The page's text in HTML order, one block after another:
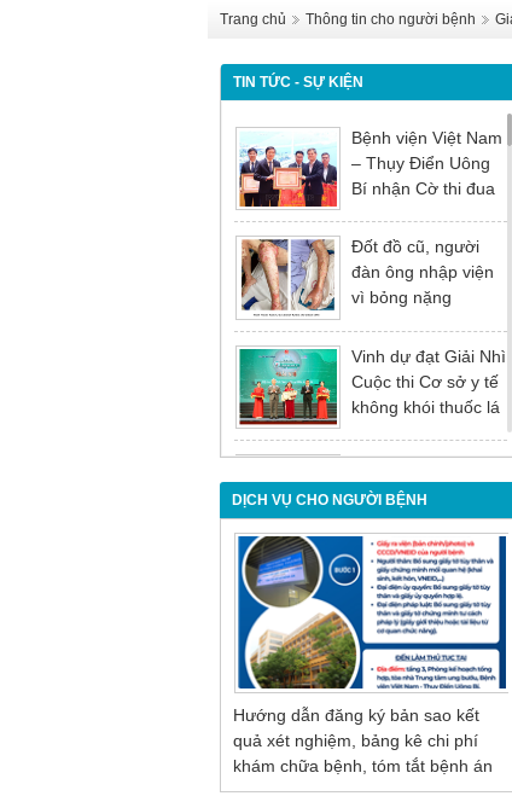
Trang chủ Thông tin cho người bệnh
TIN TỨC - SỰ KIỆN
Bệnh viện Việt Nam
– Thụy Điển Uông
Bí nhận Cờ thi đua
năm 2025 của
Đảng ủy - Ủy ban
nhân dân Tỉnh
Đốt đồ cũ, người
đàn ông nhập viện
vì bỏng nặng
Vinh dự đạt Giải Nhì
Cuộc thi Cơ sở y tế
không khói thuốc lá
rào cản khiến việc
điều trị bị chậm trễ
Nội soi mật tụy
ngược dòng – Giải
pháp tối ưu cho
người bệnh sỏi ống
mật chủ
DỊCH VỤ CHO NGƯỜI BỆNH
Hướng dẫn đăng ký bản sao kết
quả xét nghiệm, bảng kê chi phí
khám chữa bệnh, tóm tắt bệnh án